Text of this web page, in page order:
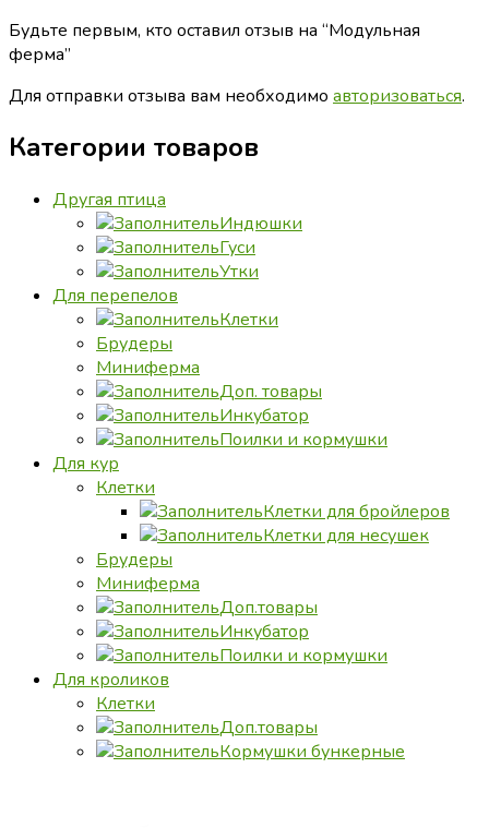
Будьте первым, кто оставил отзыв на “Модульная
ферма”
Для отправки отзыва вам необходимо авторизоваться.
Категории товаров
Другая птица
Индюшки
Гуси
Утки
Для перепелов
Клетки
Брудеры
Миниферма
Доп. товары
Инкубатор
Поилки и кормушки
Для кур
Клетки
Клетки для бройлеров
Клетки для несушек
Брудеры
Миниферма
Доп.товары
Инкубатор
Поилки и кормушки
Для кроликов
Клетки
Доп.товары
Кормушки бункерные